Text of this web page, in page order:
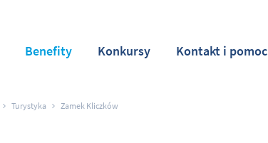
Benefity Konkursy Kontakt i pomoc
Turystyka Zamek Kliczków